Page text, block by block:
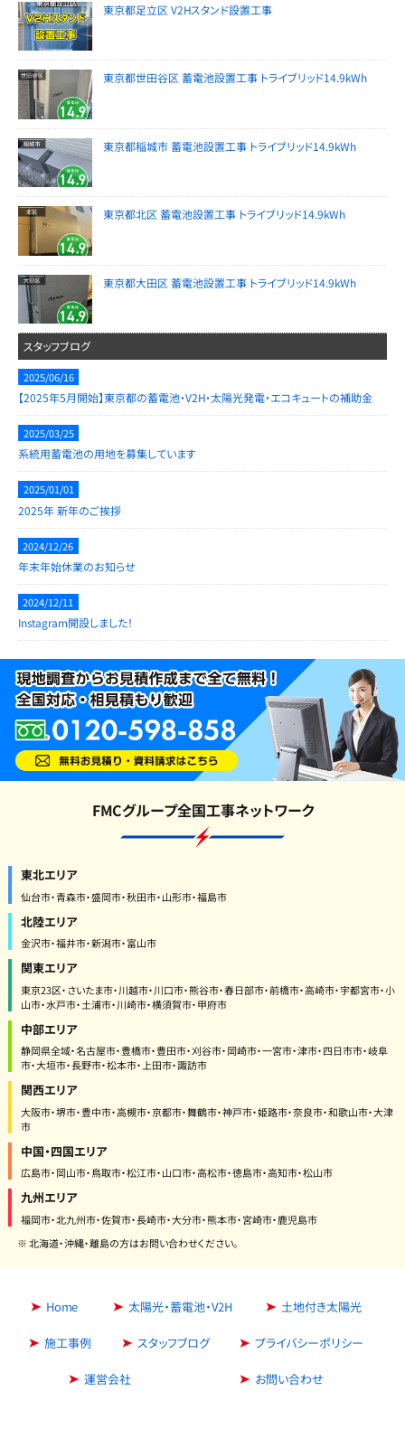
東京都足立区 V2Hスタンド設置工事
東京都世田谷区 蓄電池設置工事 トライブリッド14.9kWh
東京都稲城市 蓄電池設置工事 トライブリッド14.9kWh
東京都北区 蓄電池設置工事 トライブリッド14.9kWh
東京都大田区 蓄電池設置工事 トライブリッド14.9kWh
スタッフブログ
2025/06/16
【2025年5月開始】東京都の蓄電池・V2H・太陽光発電・エコキュートの補助金
2025/03/25
系統用蓄電池の用地を募集しています
2025/01/01
2025年 新年のご挨拶
2024/12/26
年末年始休業のお知らせ
2024/12/11
Instagram開設しました！
FMCグループ全国工事ネットワーク
東北エリア
仙台市・青森市・盛岡市・秋田市・山形市・福島市
北陸エリア
金沢市・福井市・新潟市・富山市
関東エリア
東京23区・さいたま市・川越市・川口市・熊谷市・春日部市・前橋市・高崎市・宇都宮市・小
山市・水戸市・土浦市・川崎市・横須賀市・甲府市
中部エリア
静岡県全域・名古屋市・豊橋市・豊田市・刈谷市・岡崎市・一宮市・津市・四日市市・岐阜
市・大垣市・長野市・松本市・上田市・諏訪市
関西エリア
大阪市・堺市・豊中市・高槻市・京都市・舞鶴市・神戸市・姫路市・奈良市・和歌山市・大津
市
中国・四国エリア
広島市・岡山市・鳥取市・松江市・山口市・高松市・徳島市・高知市・松山市
九州エリア
福岡市・北九州市・佐賀市・長崎市・大分市・熊本市・宮崎市・鹿児島市
※ 北海道・沖縄・離島の方はお問い合わせください。
Home 太陽光・蓄電池・V2H 土地付き太陽光
施工事例 スタッフブログ プライバシーポリシー
運営会社 お問い合わせ